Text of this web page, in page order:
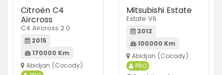
Citroën C4
Aircross
C4 Aircross 2.0
2015
170000 Km
Abidjan (Cocody)
Mitsubishi Estate
Estate V6
2012
100000 Km
Abidjan (Cocody)
PRO